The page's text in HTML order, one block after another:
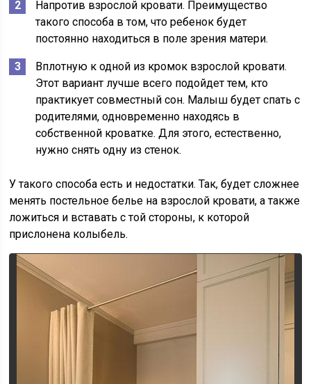
Напротив взрослой кровати. Преимущество
такого способа в том, что ребенок будет
постоянно находиться в поле зрения матери.
Вплотную к одной из кромок взрослой кровати.
Этот вариант лучше всего подойдет тем, кто
практикует совместный сон. Малыш будет спать с
родителями, одновременно находясь в
собственной кроватке. Для этого, естественно,
нужно снять одну из стенок.
У такого способа есть и недостатки. Так, будет сложнее
менять постельное белье на взрослой кровати, а также
ложиться и вставать с той стороны, к которой
прислонена колыбель.